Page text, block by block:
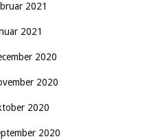
2021
2021
2020
2020
2020
2020